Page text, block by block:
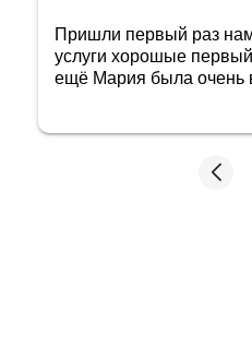
Отличный ломбард!
чувствуешь спокойно,
дело с порядочными
переживать, как бы не
нибудь нечестность с